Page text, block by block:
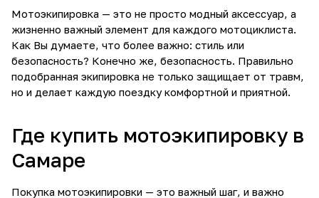
Мотоэкипировка — это не просто модный аксессуар, а
жизненно важный элемент для каждого мотоциклиста.
Как Вы думаете, что более важно: стиль или
безопасность? Конечно же, безопасность. Правильно
подобранная экипировка не только защищает от травм,
но и делает каждую поездку комфортной и приятной.
Где купить мотоэкипировку в
Самаре
Покупка мотоэкипировки — это важный шаг, и важно